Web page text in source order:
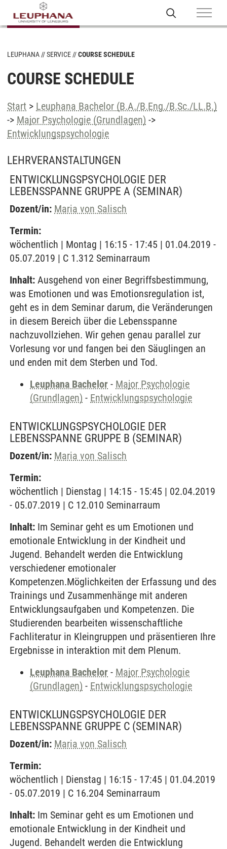
LEUPHANA SERVICE COURSE SCHEDULE
COURSE SCHEDULE
Start > Leuphana Bachelor (B.A./B.Eng./B.Sc./LL.B.)
-> Major Psychologie (Grundlagen) ->
Entwicklungspsychologie
LEHRVERANSTALTUNGEN
ENTWICKLUNGSPSYCHOLOGIE DER
LEBENSSPANNE GRUPPE A (SEMINAR)
Dozent/in: Maria von Salisch
Termin:
wöchentlich | Montag | 16:15 - 17:45 | 01.04.2019 -
05.07.2019 | C 1.312 Seminarraum
Inhalt: Ausgehend von einer Begriffsbestimmung,
was Emotionen und was Emotionsregulation ist,
geht es in dem Seminar darum, die Veränderungen
in diesem Bereich über die Lebensspanne
nachzuvollziehen. Wir gehen genau parallel zur
Vorlesung vor und fangen bei den Säuglingen an
und enden mit dem Sterben und Tod.
Leuphana Bachelor - Major Psychologie
(Grundlagen) - Entwicklungspsychologie
ENTWICKLUNGSPSYCHOLOGIE DER
LEBENSSPANNE GRUPPE B (SEMINAR)
Dozent/in: Maria von Salisch
Termin:
wöchentlich | Dienstag | 14:15 - 15:45 | 02.04.2019
- 05.07.2019 | C 12.010 Seminarraum
Inhalt: Im Seminar geht es um Emotionen und
emotionale Entwicklung in der Kindheit und
Jugend. Behandelt werden die Entwicklung
verschiedener emotionaler
Kompetenzen.Möglichkeiten der Erfassung und des
Trainings und Zusammenhänge mit anderen
Entwicklungsaufgaben und Kompetenzen. Die
Studierenden bearbeiten wissenschaftliche
Fachliteratur in Kleingruppen und präsentieren Ihre
Ergebnisse in interaktion mit dem Plenum.
Leuphana Bachelor - Major Psychologie
(Grundlagen) - Entwicklungspsychologie
ENTWICKLUNGSPSYCHOLOGIE DER
LEBENSSPANNE GRUPPE C (SEMINAR)
Dozent/in: Maria von Salisch
Termin:
wöchentlich | Dienstag | 16:15 - 17:45 | 01.04.2019
- 05.07.2019 | C 16.204 Seminarraum
Inhalt: Im Seminar geht es um Emotionen und
emotionale Entwicklung in der Kindheit und
Jugend. Behandelt werden die Entwicklung